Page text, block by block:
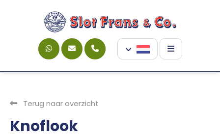
Terug naar overzicht
Knoflook